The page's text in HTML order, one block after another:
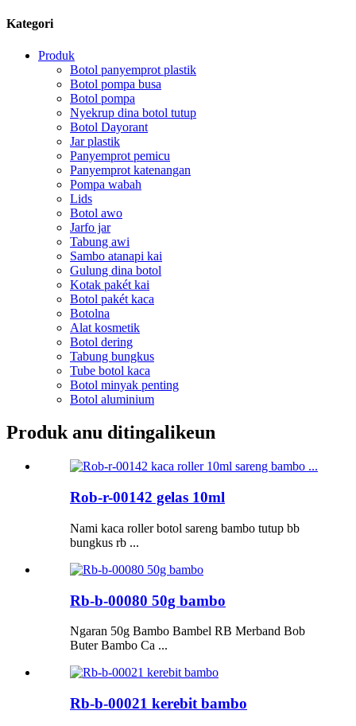
Kategori
Produk
Botol panyemprot plastik
Botol pompa busa
Botol pompa
Nyekrup dina botol tutup
Botol Dayorant
Jar plastik
Panyemprot pemicu
Panyemprot katenangan
Pompa wabah
Lids
Botol awo
Jarfo jar
Tabung awi
Sambo atanapi kai
Gulung dina botol
Kotak pakét kai
Botol pakét kaca
Botolna
Alat kosmetik
Botol dering
Tabung bungkus
Tube botol kaca
Botol minyak penting
Botol aluminium
Produk anu ditingalikeun
Rob-r-00142 gelas 10ml
Nami kaca roller botol sareng bambo tutup bb
bungkus rb ...
Rb-b-00080 50g bambo
Ngaran 50g Bambo Bambel RB Merband Bob
Buter Bambo Ca ...
Rb-b-00021 kerebit bambo